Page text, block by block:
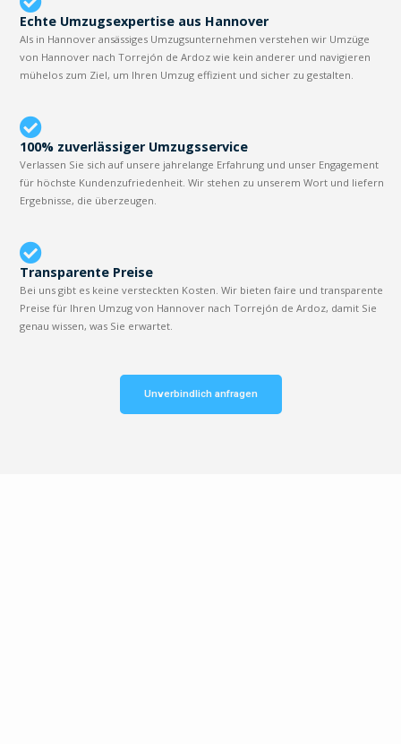
Echte Umzugsexpertise aus Hannover
Als in Hannover ansässiges Umzugsunternehmen verstehen wir Umzüge
von Hannover nach Torrejón de Ardoz wie kein anderer und navigieren
mühelos zum Ziel, um Ihren Umzug effizient und sicher zu gestalten.
100% zuverlässiger Umzugsservice
Verlassen Sie sich auf unsere jahrelange Erfahrung und unser Engagement
für höchste Kundenzufriedenheit. Wir stehen zu unserem Wort und liefern
Ergebnisse, die überzeugen.
Transparente Preise
Bei uns gibt es keine versteckten Kosten. Wir bieten faire und transparente
Preise für Ihren Umzug von Hannover nach Torrejón de Ardoz, damit Sie
genau wissen, was Sie erwartet.
Unverbindlich anfragen